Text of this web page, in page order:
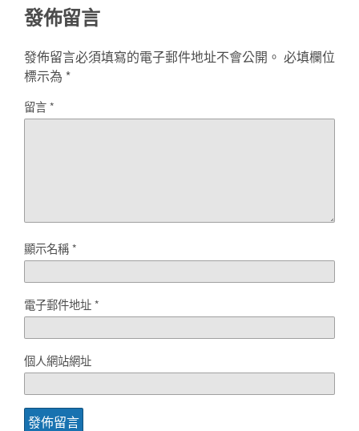
發佈留言
發佈留言必須填寫的電子郵件地址不會公開。 必填欄位
標示為 *
留言*
顯示名稱*
電子郵件地址*
個人網站網址